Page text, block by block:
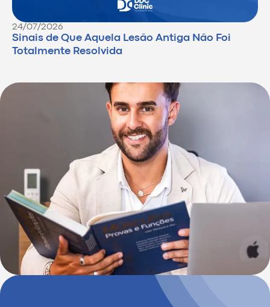
24/07/2026
Sinais de Que Aquela Lesão Antiga Não Foi
Totalmente Resolvida